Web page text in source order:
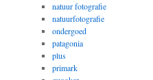
natuur fotografie
natuurfotografie
ondergoed
patagonia
plus
primark